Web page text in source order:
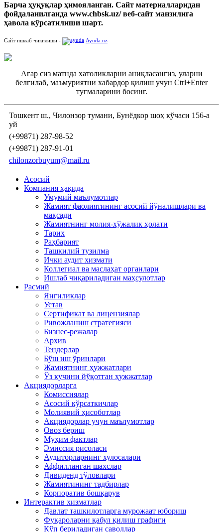
Барча ҳуқуқлар ҳимояланган. Сайт материалларидан
фойдаланилганда www.chbsk.uz/ веб-сайт манзилига
ҳавола кўрсатилиши шарт.
Сайт ишлаб чикилиши - Ayuda.uz
Агар сиз матнда хатоликларни аниқласангиз, уларни
белгилаб, маъмуриятни хабардор қилиш учун Ctrl+Enter
тугмаларини босинг.
Тошкент ш., Чилонзор тумани, Бунёдкор шоҳ кўчаси 156-а
уй
(+99871) 287-98-52
(+99871) 287-91-01
chilonzorbuyum@mail.ru
Асосий
Компания ҳақида
Умумий маълумотлар
Жамият фаолиятининг асосий йўналишлари ва
мақсади
Жамиятнинг молия-хўжалик ҳолати
Тарих
Раҳбарият
Ташкилий тузилма
Ички аудит хизмати
Коллегиал ва маслаҳат органлари
Ишлаб чиқариладиган маҳсулотлар
Расмий
Янгиликлар
Устав
Сертификат ва лицензиялар
Ривожланиш стратегияси
Бизнес-режалар
Архив
Тендерлар
Бўш иш ўринлари
Жамиятнинг ҳужжатлари
Ўз кучини йўқотган ҳужжатлар
Акциядорларга
Комиссиялар
Асосий кўрсаткичлар
Молиявий ҳисоботлар
Акциядорлар учун маълумотлар
Овоз бериш
Муҳим фактлар
Эмиссия рисоласи
Аудиторларнинг хулосалари
Аффилланган шахслар
Дивиденд тўловлари
Жамиятининг тадбирлар
Корпоратив бошқарув
Интерактив хизматлар
Давлат ташкилотларга мурожаат юбориш
Фуқароларни қабул қилиш графиги
Кўп бериладиган саволлар